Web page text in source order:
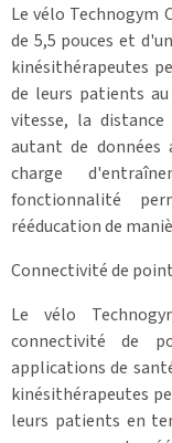
Le vélo Technogym
de 5,5 pouces et
kinésithérapeutes
de leurs patients
vitesse, la
autant de données
charge
fonctionnalité
rééducation de
Connectivité de
Le vélo
connectivité de
applications de
kinésithérapeutes
leurs patients en